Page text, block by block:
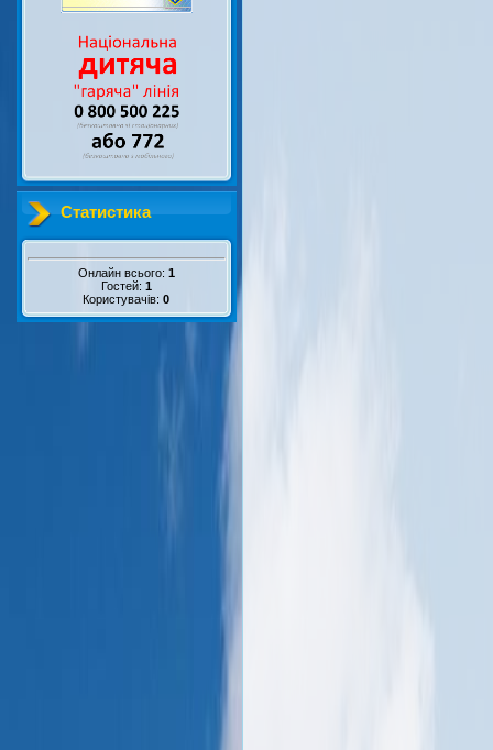
Статистика
Онлайн всього: 1
Гостей: 1
Користувачів:0